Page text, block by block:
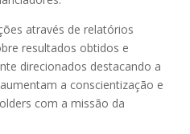
através de relatórios
resultados obtidos e
direcionados destacando a
a conscientização e
com a missão da